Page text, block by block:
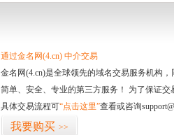
通过金名网(4.cn) 中介交易
金名网(4.cn)是全球领先的域名交易服务机构
简单、安全、专业的第三方服务！ 为了保证
具体交易流程可“点击这里”查看或咨询
我要购买 >>